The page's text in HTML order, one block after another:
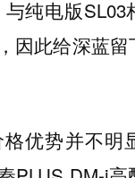
与纯电版
因此给深蓝
优势并不明